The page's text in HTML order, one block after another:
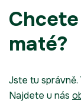
maté?
Jste tu
Najdete u nás